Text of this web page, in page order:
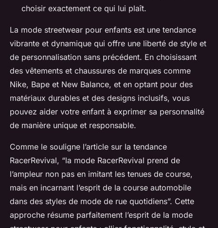
choisir exactement ce qui lui plaît.
La mode streetwear pour enfants est une tendance
vibrante et dynamique qui offre une liberté de style et
de personnalisation sans précédent. En choisissant
des vêtements et chaussures de marques comme
Nike, Bape et New Balance, et en optant pour des
matériaux durables et des designs inclusifs, vous
pouvez aider votre enfant à exprimer sa personnalité
de manière unique et responsable.
Comme le souligne l’article sur la tendance
RacerRevival, “la mode RacerRevival prend de
l’ampleur non pas en imitant les tenues de course,
mais en incarnant l’esprit de la course automobile
dans des styles de mode de rue quotidiens”. Cette
approche résume parfaitement l’esprit de la mode